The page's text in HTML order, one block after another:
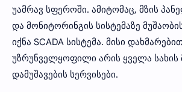
უამრავ სფეროში. ამიტომაც, მზის
და მონიტორინგის სისტემაზე
იქნა SCADA სისტემა. მისი
უზრუნველყოფილი არის ყველა სახის
დამუშავების სერვისები.